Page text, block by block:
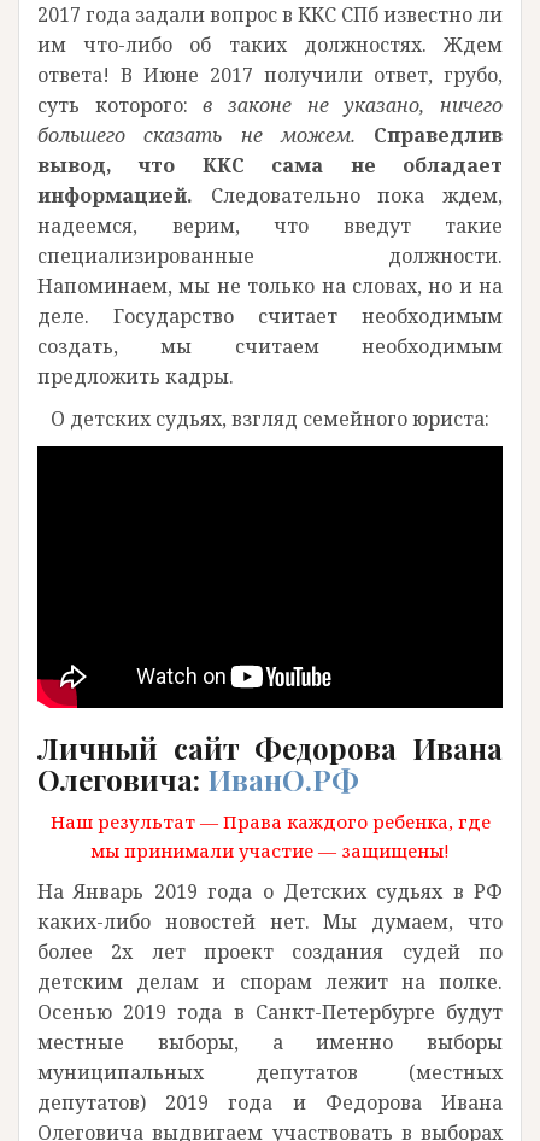
2017 года задали вопрос в ККС СПб известно ли
им что-либо об таких должностях. Ждем
ответа! В Июне 2017 получили ответ, грубо,
суть которого:в законе не указано, ничего
большего сказать не можем. Справедлив
вывод, что ККС сама не обладает
информацией. Следовательно пока ждем,
надеемся, верим, что введут такие
специализированные должности.
Напоминаем, мы не только на словах, но и на
деле. Государство считает необходимым
создать, мы считаем необходимым
предложить кадры.
О детских судьях, взгляд семейного юриста:
Личный сайт Федорова Ивана
Олеговича: ИванО.РФ
Наш результат — Права каждого ребенка, где
мы принимали участие — защищены!
На Январь 2019 года о Детских судьях в РФ
каких-либо новостей нет. Мы думаем, что
более 2х лет проект создания судей по
детским делам и спорам лежит на полке.
Осенью 2019 года в Санкт-Петербурге будут
местные выборы, а именно выборы
муниципальных депутатов (местных
депутатов) 2019 года и Федорова Ивана
Олеговича выдвигаем участвовать в выборах